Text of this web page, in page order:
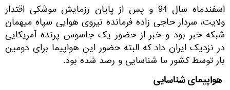
اسفندماه سال 94 و پس از پایان رزمایش موشکی اقتدار
ولایت، سردار حاجی زاده فرمانده نیروی هوایی سپاه میهمان
شبکه خبر بود و خبر از حضور یک جاسوس پرنده آمریکایی
در نزدیک ایران داد که البته حضور این هواپیما برای دومین
بار توسط کشور ما شناسایی و رصد شده بود.
هواپیمای شناسایی